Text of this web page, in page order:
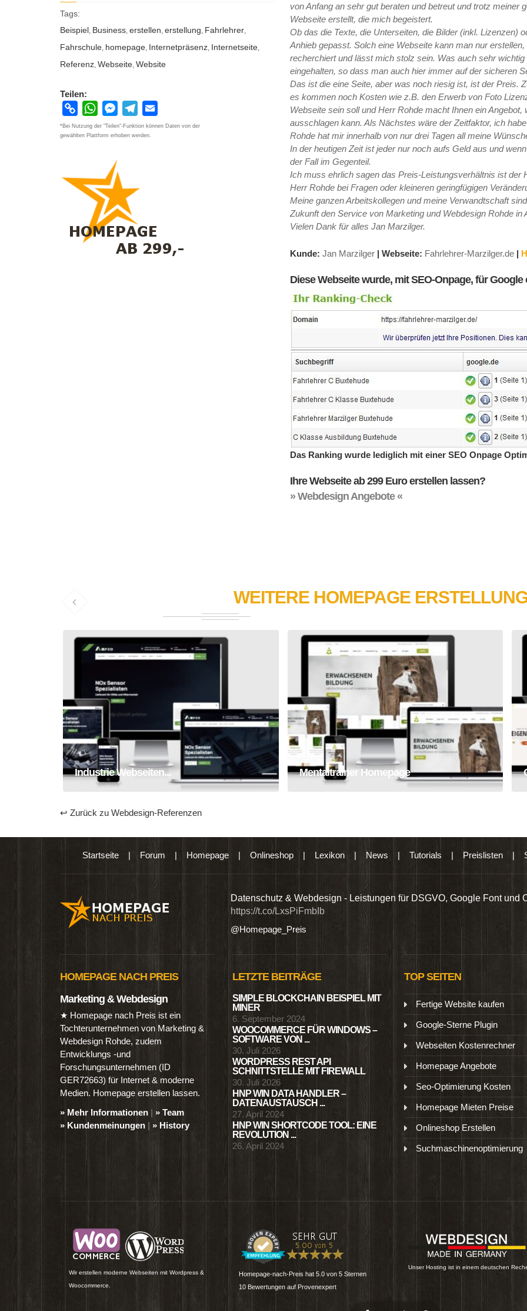
Tags:
Beispiel Business erstellen erstellung Fahrlehrer
Fahrschule homepage Internetpräsenz Internetseite
Referenz Webseite Website
Teilen:
Copy
Link
WhatsAppMessenger
Telegram
*Bei Nutzung der "Teilen"-Funktion können Daten von der
gewählten Plattform erhoben werden.
von Anfang an sehr gut beraten und betreut und trotz meiner
Webseite erstellt, die mich begeistert.
Ob das die Texte, die Unterseiten, die Bilder (inkl. Lizenzen)
Anhieb gepasst. Solch eine Webseite kann man nur
recherchiert und lässt mich stolz sein. Was auch sehr
eingehalten, so dass man auch hier immer auf der sicheren
Das ist die eine Seite, aber was noch riesig ist, ist der Preis.
es kommen noch Kosten wie z.B. den Erwerb von Foto
Webseite sein soll und Herr Rohde macht Ihnen ein
ausschlagen kann. Als Nächstes wäre der Zeitfaktor, ich
Rohde hat mir innerhalb von nur drei Tagen all meine
In der heutigen Zeit ist jeder nur noch aufs Geld aus und
der Fall im Gegenteil.
Ich muss ehrlich sagen das Preis-Leistungsverhältnis ist der
Herr Rohde bei Fragen oder kleineren geringfügigen
Meine ganzen Arbeitskollegen und meine Verwandtschaft
Zukunft den Service von Marketing und Webdesign Rohde in
Vielen Dank für alles Jan Marzilger.
Kunde: Jan Marzilger | Webseite: Fahrlehrer-Marzilger.de |
Diese Webseite wurde, mit SEO-Onpage, für
Das Ranking wurde lediglich mit einer SEO Onpage
Ihre Webseite ab 299 Euro erstellen lassen?
» Webdesign Angebote «
WEITERE HOMEPAGE
Industrie Webseiten Erstellung
Homepage Webseite
Industrie Webseiten...
Mentaltrainer Homepage
Homepage Webseite
Mentaltrainer Homepage
↩ Zurück zu Webdesign-Referenzen
Startseite| Forum | Homepage| Onlineshop| Lexikon| News | Tutorials | Preislisten|
Produkten wie Ebooks & DVDs.… Datenschutz & Webdesign - Leistungen für DSGVO, Google Font und
https://t.co/LxsPiFmbIb
@Homepage_Preis
HOMEPAGE NACH PREIS
Marketing & Webdesign
★ Homepage nach Preis ist ein
Tochterunternehmen von Marketing &
Webdesign Rohde, zudem
Entwicklungs -und
Forschungsunternehmen (ID
GER72663) für Internet & moderne
Medien. Homepage erstellen lassen.
» Mehr Informationen | » Team
» Kundenmeinungen | » History
LETZTE BEITRÄGE
SIMPLE BLOCKCHAIN BEISPIEL MIT
MINER
6. September 2024
WOOCOMMERCE FÜR WINDOWS –
SOFTWARE VON ...
30. Juli 2026
WORDPRESS REST API
SCHNITTSTELLE MIT FIREWALL
30. Juli 2026
HNP WIN DATA HANDLER –
DATENAUSTAUSCH ...
27. April 2024
HNP WIN SHORTCODE TOOL: EINE
REVOLUTION ...
26. April 2024
TOP SEITEN
Fertige Website kaufen
Google-Sterne Plugin
Webseiten Kostenrechner
Homepage Angebote
Seo-Optimierung Kosten
Homepage Mieten Preise
Onlineshop Erstellen
Suchmaschinenoptimierung
Wir erstellen moderne Webseiten mit Wordpress &
Woocommerce.
Homepage-nach-Preis hat 5.0von 5Sternen
10Bewertungen auf Provenexpert
Unser Hosting ist in einem deutschen